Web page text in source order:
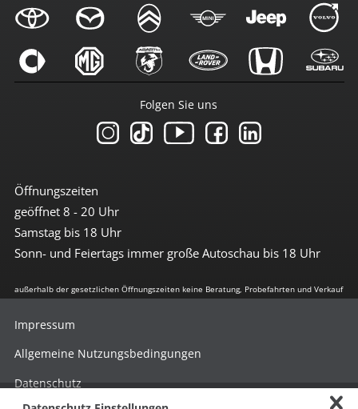
Öffnungszeiten
geöffnet 8 - 20 Uhr
Samstag bis 18 Uhr
Sonn- und Feiertags immer große Autoschau bis 18 Uhr
Folgen Sie uns
außerhalb der gesetzlichen Öffnungszeiten keine Beratung, Probefahrten und Verkauf
Impressum
Allgemeine Nutzungsbedingungen
Datenschutz